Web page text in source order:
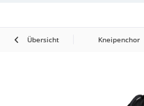
Übersicht Kneipenchor